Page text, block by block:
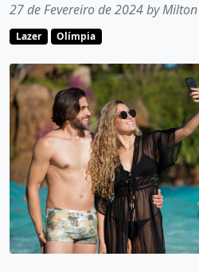
27 de Fevereiro de 2024 by
Lazer Olímpia